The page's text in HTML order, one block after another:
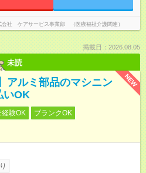
会社 ケアサービス事業部 （医療福祉介護関連）
掲載日：2026.08.05
未読
NEW
アルミ部品のマシニン
いOK
験OK
ブランクOK